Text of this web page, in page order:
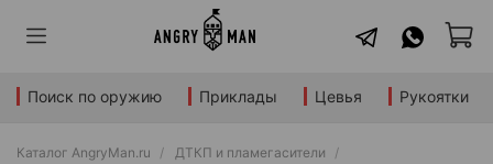
Поиск по оружию Приклады Цевья Рукоятки
Каталог AngryMan.ru
ДТКП и пламегасители